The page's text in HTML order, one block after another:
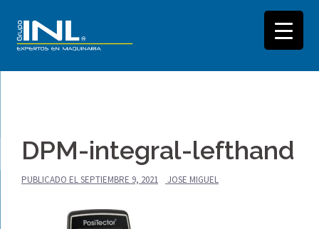
contenidoDPM-integral-lefthand
PUBLICADO ELSEPTIEMBRE 9, 2021 JOSE MIGUEL